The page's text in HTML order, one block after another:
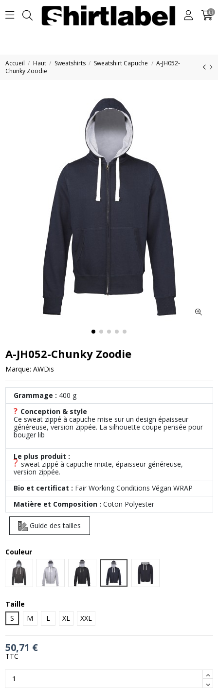
0
Accueil Haut Sweatshirts Sweatshirt Capuche
A-JH052-
Chunky Zoodie
A-JH052-Chunky Zoodie
Marque: AWDis
Grammage : 400 g
? Conception & style
Ce sweat zippé à capuche mise sur un design épaisseur
généreuse, version zippée. La silhouette coupe pensée pour
bouger lib
Le plus produit :
? sweat zippé à capuche mixte, épaisseur généreuse,
version zippée.
Bio et certificat : Fair Working Conditions Végan WRAP
Matière et Composition : Coton Polyester
Guide des tailles
Couleur
Charcoal Heather GreyJet Black
New French Navy
New French Navy/
Taille
S
M L XL XXL
50,71 €
TTC